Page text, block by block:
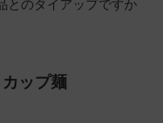
とのタイアップですか
ップ麺